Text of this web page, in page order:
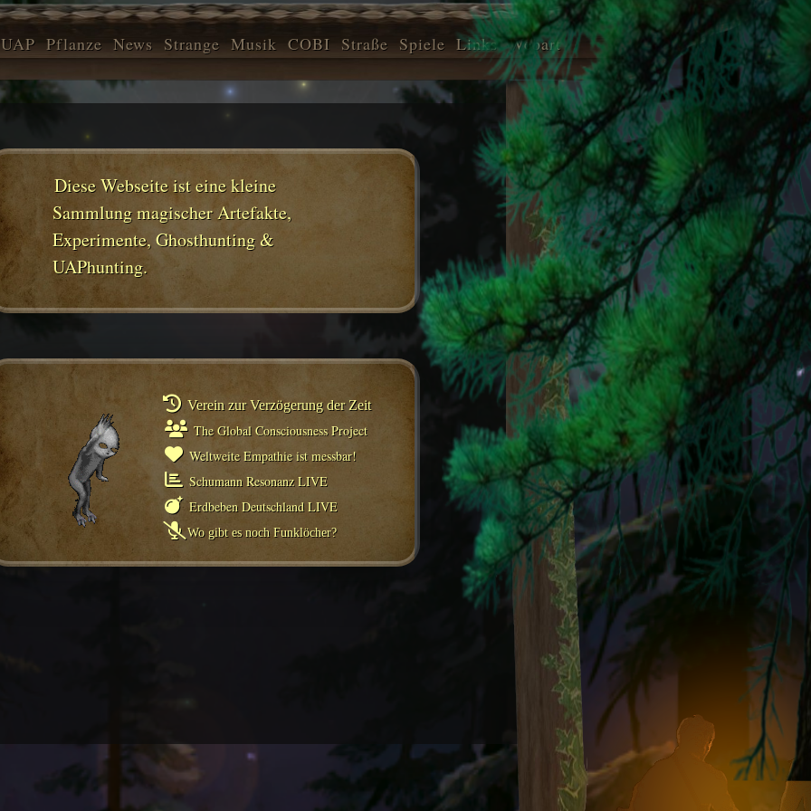
UAP Pflanze News Strange Musik COBI Straße Spiele Links Webart
Diese Webseite ist eine kleine
Sammlung magischer Artefakte,
Experimente, Ghosthunting &
UAPhunting.
Verein zur Verzögerung der Zeit
The Global Consciousness Project
Weltweite Empathie ist messbar!
Schumann Resonanz LIVE
Erdbeben Deutschland LIVE
Wo gibt es noch Funklöcher?